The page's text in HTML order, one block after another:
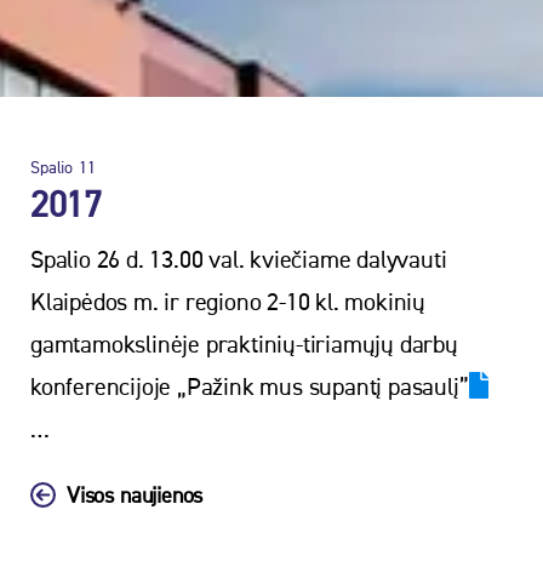
Spalio 11
2017
Spalio 26 d. 13.00 val. kviečiame dalyvauti
Klaipėdos m. ir regiono 2-10 kl. mokinių
gamtamokslinėje praktinių-tiriamųjų darbų
konferencijoje „Pažink mus supantį pasaulį”
…
Visos naujienos